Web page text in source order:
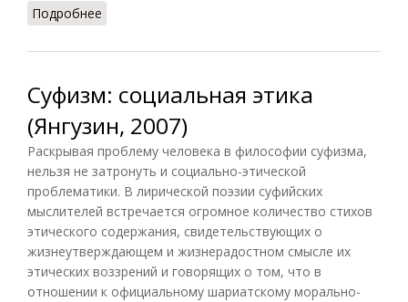
Подробнее
Суфизм: социальная этика
(Янгузин, 2007)
Раскрывая проблему человека в философии суфизма,
нельзя не затронуть и социально-этической
проблематики. В лирической поэзии суфийских
мыслителей встречается огромное количество стихов
этического содержания, свидетельствующих о
жизнеутверждающем и жизнерадостном смысле их
этических воззрений и говорящих о том, что в
отношении к официальному шариатскому морально-